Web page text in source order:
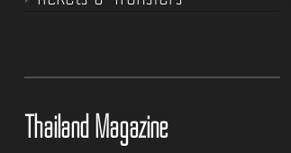
Thailand Magazine